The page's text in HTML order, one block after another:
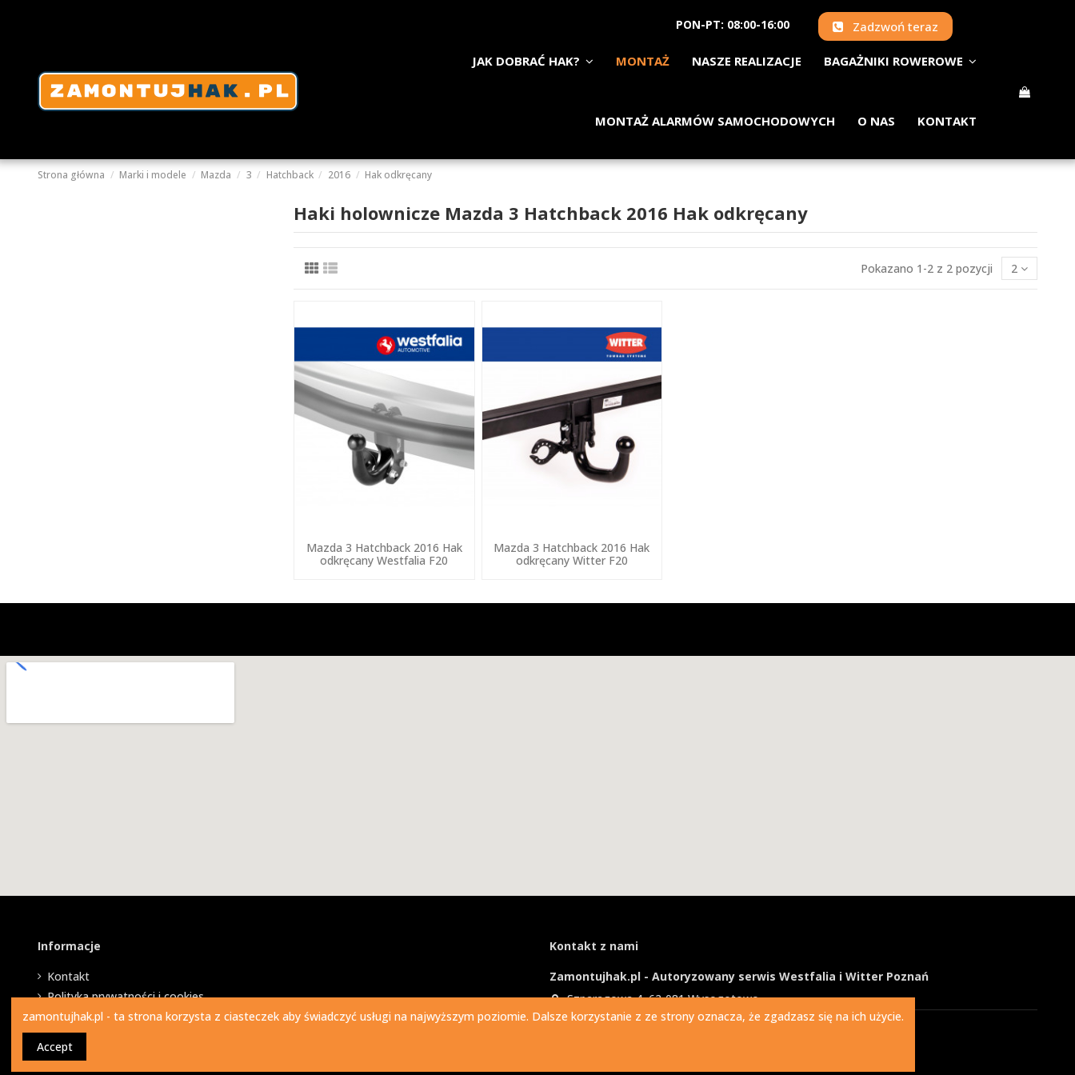
PON-PT: 08:00-16:00 Zadzwoń teraz
JAK DOBRAĆ HAK? MONTAŻ NASZE REALIZACJE BAGAŻNIKI ROWEROWE
MONTAŻ ALARMÓW SAMOCHODOWYCH O NAS KONTAKT
Strona główna Marki i modele Mazda 3 Hatchback 2016 Hak odkręcany
Haki holownicze Mazda 3 Hatchback 2016 Hak odkręcany
Pokazano 1-2 z 2 pozycji 2
Mazda 3 Hatchback 2016 Hak
odkręcany Westfalia F20
Mazda 3 Hatchback 2016 Hak
odkręcany Witter F20
Informacje
Kontakt
Polityka prywatności i cookies
Kontakt z nami
Zamontujhak.pl - Autoryzowany serwis Westfalia i Witter Poznań
Szparagowa 4, 62-081 Wysogotowo
730 037 037
zamontujhak.pl - ta strona korzysta z ciasteczek aby świadczyć usługi na najwyższym poziomie. Dalsze korzystanie z ze strony oznacza, że zgadzasz się na ich użycie.
Accept